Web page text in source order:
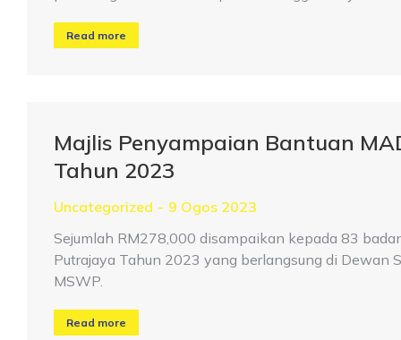
Read more
Majlis Penyampaian Bantuan
Tahun 2023
Uncategorized
9 Ogos 2023
Sejumlah RM278,000 disampaikan kepada 83
Putrajaya Tahun 2023 yang berlangsung di Dewan
MSWP.
Read more